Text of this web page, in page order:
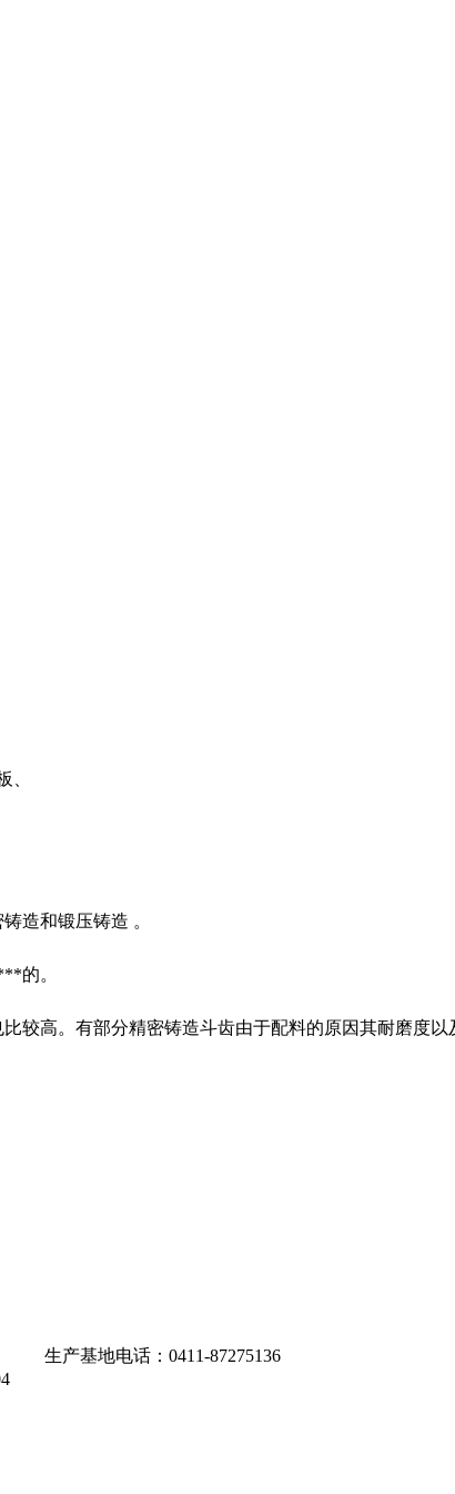
、
造和锻压铸造 。
的。
较高。有部分精密铸造斗齿由于配料的原因其耐磨度
生产基地电话：0411-87275136